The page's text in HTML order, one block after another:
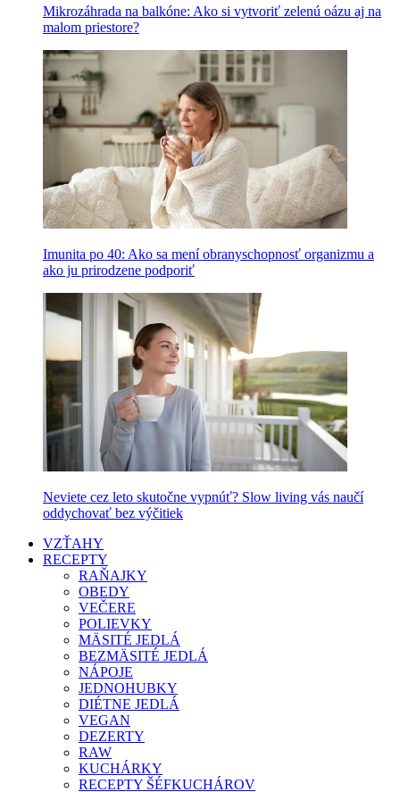
Mikrozáhrada na balkóne: Ako si vytvoriť zelenú oázu aj na
malom priestore?
Imunita po 40: Ako sa mení obranyschopnosť organizmu a
ako ju prirodzene podporiť
Neviete cez leto skutočne vypnúť? Slow living vás naučí
oddychovať bez výčitiek
VZŤAHY
RECEPTY
RAŇAJKY
OBEDY
VEČERE
POLIEVKY
MÄSITÉ JEDLÁ
BEZMÄSITÉ JEDLÁ
NÁPOJE
JEDNOHUBKY
DIÉTNE JEDLÁ
VEGAN
DEZERTY
RAW
KUCHÁRKY
RECEPTY ŠÉFKUCHÁROV